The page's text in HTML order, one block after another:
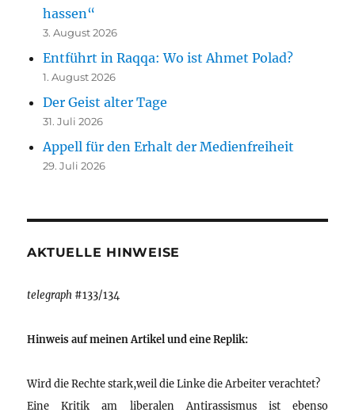
hassen“
3. August 2026
Entführt in Raqqa: Wo ist Ahmet Polad?
1. August 2026
Der Geist alter Tage
31. Juli 2026
Appell für den Erhalt der Medienfreiheit
29. Juli 2026
AKTUELLE HINWEISE
telegraph #133/134
Hinweis auf meinen Artikel und eine Replik:
Wird die Rechte stark,weil die Linke die Arbeiter verachtet?
Eine Kritik am liberalen Antirassismus ist ebenso